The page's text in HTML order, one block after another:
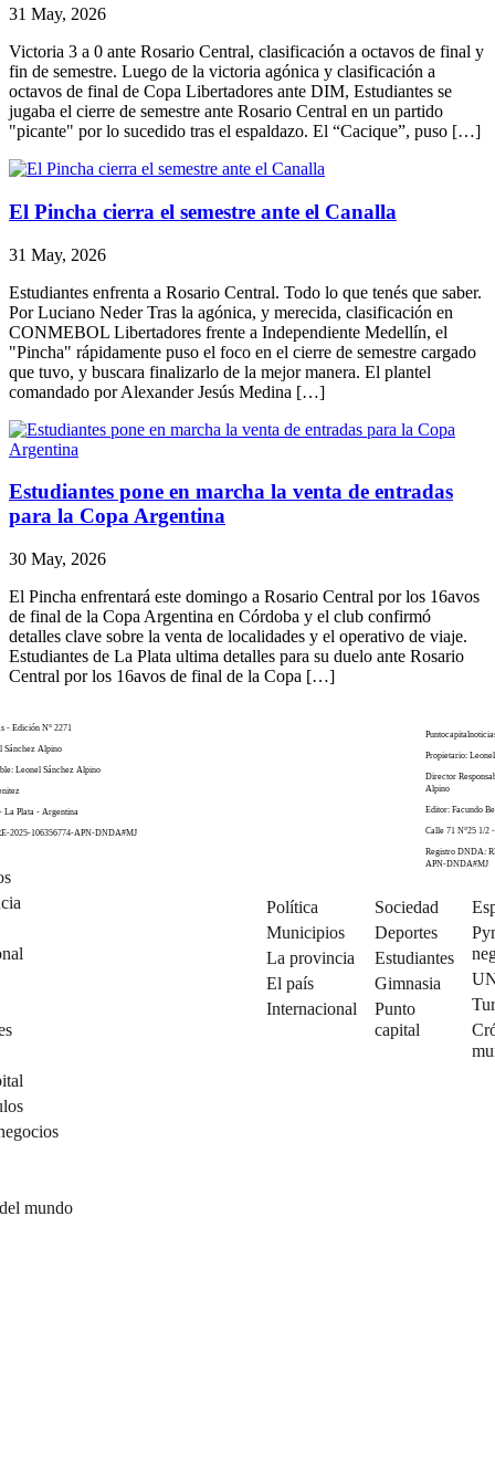
31 May, 2026
Victoria 3 a 0 ante Rosario Central, clasificación a octavos de final y
fin de semestre. Luego de la victoria agónica y clasificación a
octavos de final de Copa Libertadores ante DIM, Estudiantes se
jugaba el cierre de semestre ante Rosario Central en un partido
"picante" por lo sucedido tras el espaldazo. El “Cacique”, puso […]
El Pincha cierra el semestre ante el Canalla
31 May, 2026
Estudiantes enfrenta a Rosario Central. Todo lo que tenés que saber.
Por Luciano Neder Tras la agónica, y merecida, clasificación en
CONMEBOL Libertadores frente a Independiente Medellín, el
"Pincha" rápidamente puso el foco en el cierre de semestre cargado
que tuvo, y buscara finalizarlo de la mejor manera. El plantel
comandado por Alexander Jesús Medina […]
Estudiantes pone en marcha la venta de entradas
para la Copa Argentina
30 May, 2026
El Pincha enfrentará este domingo a Rosario Central por los 16avos
de final de la Copa Argentina en Córdoba y el club confirmó
detalles clave sobre la venta de localidades y el operativo de viaje.
Estudiantes de La Plata ultima detalles para su duelo ante Rosario
Central por los 16avos de final de la Copa […]
- Edición N° 2271
Sánchez Alpino
Leonel Sánchez Alpino
La Plata - Argentina
2025-106356774-APN-DNDA#MJ
mundo
Propietario:
Director
Alpino
Editor: Facundo
Calle 71 N°25 1/2
Registro DNDA:
APN-DNDA#MJ
Política
Municipios
La provincia
El país
Internacional
Sociedad
Deportes
Estudiantes
Gimnasia
Punto
capital